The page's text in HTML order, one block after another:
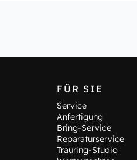
FÜR SIE
Service
Anfertigung
Bring-Service
Reparaturservice
Trauring-Studio